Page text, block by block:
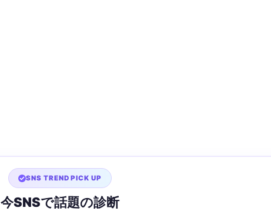
SNS TREND PICK UP
今SNSで話題の診断